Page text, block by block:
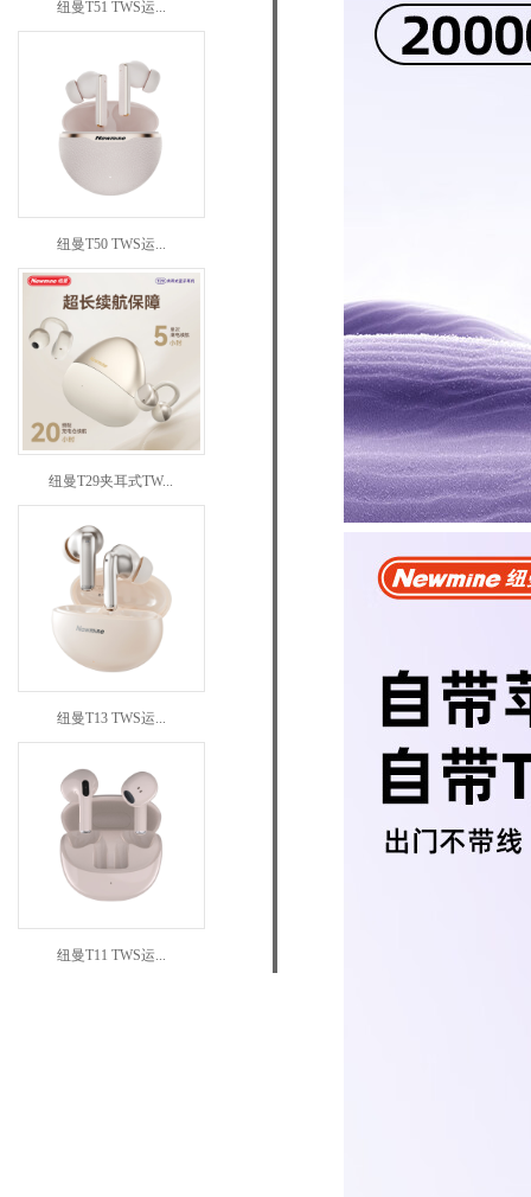
纽曼T51 TWS运...
纽曼T50 TWS运...
纽曼T29夹耳式TW...
纽曼T13 TWS运...
纽曼T11 TWS运...